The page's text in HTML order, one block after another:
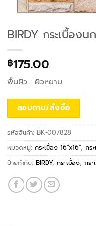
BIRDY กระเบื้องน
฿175.00
พื้นผิว : ผิวหยาบ
สอบถาม/สั่งซื้อ
รหัสสินค้า: BK-007828
หมวดหมู่: กระเบื้อง 16"x16", กร
ป้ายกำกับ: BIRDY, กระเบื้อง, กระ